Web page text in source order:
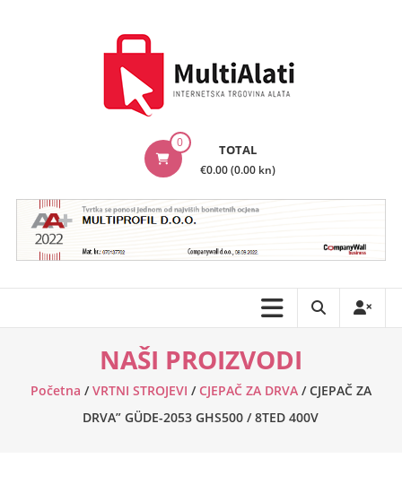
Internetska
trgovina
alata
0 TOTAL
€0.00 (0.00 kn)
NAŠI PROIZVODI
Početna /VRTNI STROJEVI /CJEPAČ ZA DRVA/ CJEPAČ ZA
DRVA” GÜDE-2053 GHS500 / 8TED 400V